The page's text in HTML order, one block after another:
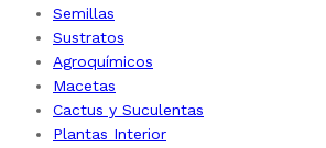
Semillas
Sustratos
Agroquímicos
Macetas
Cactus y Suculentas
Plantas Interior